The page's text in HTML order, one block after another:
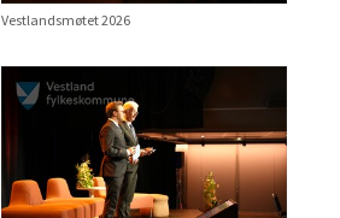
Vestlandsmøtet 2026